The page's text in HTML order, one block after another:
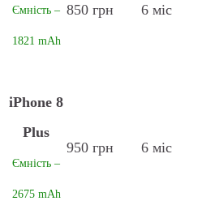
Ємність –
1821 mAh
850 грн 6 міс
iPhone 8
Plus
Ємність –
2675 mAh
950 грн 6 міс